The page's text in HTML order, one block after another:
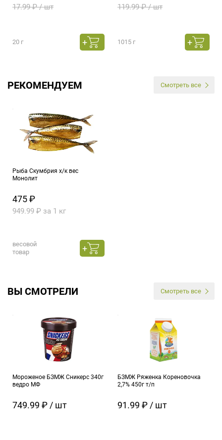
17.99 ₽ / шт
20 г
119.99 ₽ / шт
1015 г
РЕКОМЕНДУЕМ Смотреть все
Рыба Скумбрия х/к вес
Монолит
475 ₽
949.99 ₽ за 1 кг
весовой
товар
ВЫ СМОТРЕЛИ Смотреть все
Мороженое БЗМЖ Сникерс 340г
ведро МФ
749.99 ₽ / шт
БЗМЖ Ряженка Кореновочка
2,7% 450г т/п
91.99 ₽ / шт